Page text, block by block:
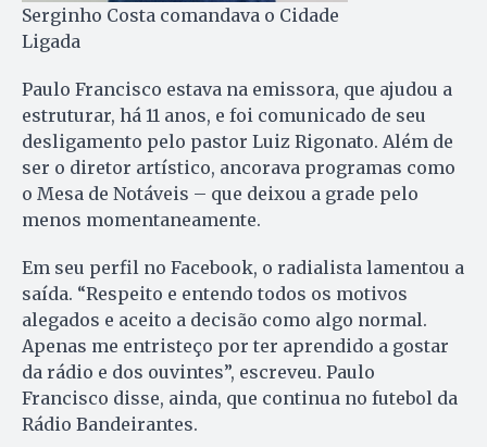
Serginho Costa comandava o Cidade
Ligada
Paulo Francisco estava na emissora, que ajudou a
estruturar, há 11 anos, e foi comunicado de seu
desligamento pelo pastor Luiz Rigonato. Além de
ser o diretor artístico, ancorava programas como
o Mesa de Notáveis – que deixou a grade pelo
menos momentaneamente.
Em seu perfil no Facebook, o radialista lamentou a
saída. “Respeito e entendo todos os motivos
alegados e aceito a decisão como algo normal.
Apenas me entristeço por ter aprendido a gostar
da rádio e dos ouvintes”, escreveu. Paulo
Francisco disse, ainda, que continua no futebol da
Rádio Bandeirantes.